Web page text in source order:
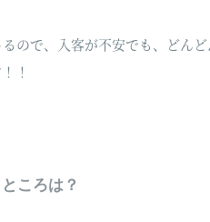
ので、入客が不安でも、どん
！
ころは？